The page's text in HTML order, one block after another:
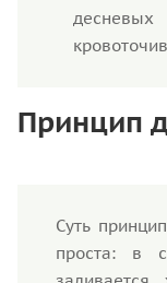
Принцип
Суть
проста: в